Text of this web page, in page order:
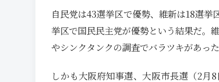
自民党は43選挙区で優勢、維新は18選
挙区で国民民主党が優勢という結果だ。
やシンクタンクの調査でバラツキがあっ
しかも大阪府知事選、大阪市長選（2